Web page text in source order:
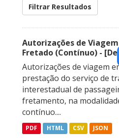
Filtrar Resultados
Autorizações de
Fretado (Contínuo) -
Autorizações de viagem
prestação do serviço de
interestadual de
fretamento, na
contínuo....
PDF HTML CSV JSON